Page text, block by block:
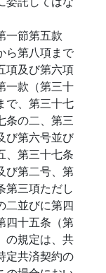
一節第五款
ら第八項まで
項及び第六項
一款（第三十
で、第三十七
条の二、第三
び第六号並び
、第三十七条
び第二号、第
第三項ただし
二並びに第四
四十五条（第
の規定は、共
定共済契約の